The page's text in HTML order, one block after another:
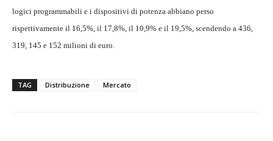
logici programmabili e i dispositivi di potenza abbiano perso
rispettivamente il 16,5%, il 17,8%, il 10,9% e il 19,5%, scendendo a 436,
319, 145 e 152 milioni di euro.
TAG Distribuzione Mercato